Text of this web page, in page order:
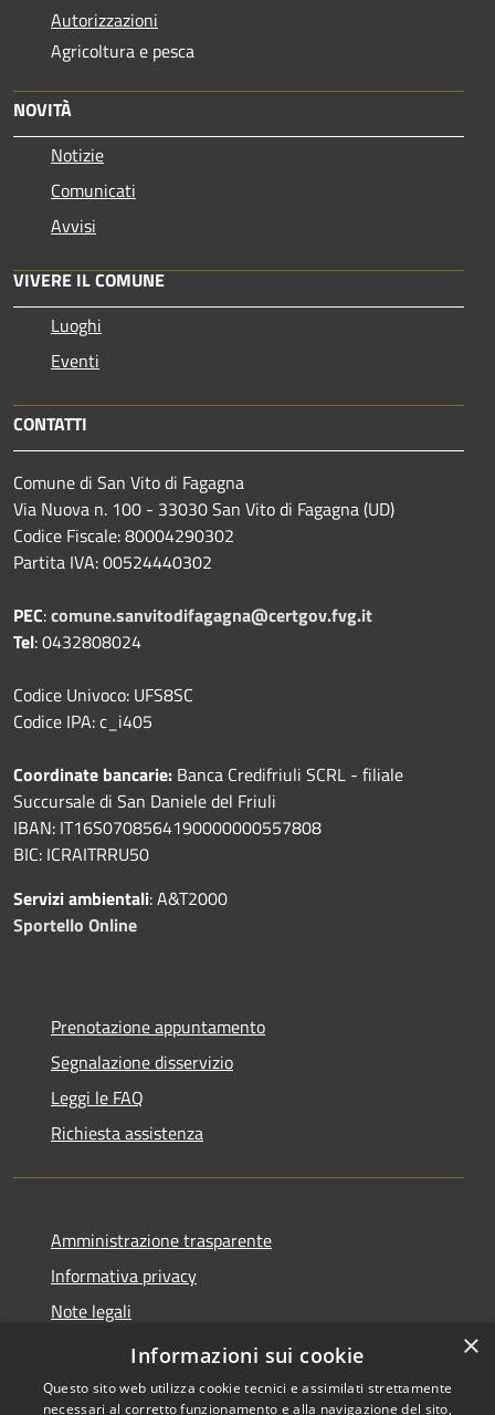
Autorizzazioni
Agricoltura e pesca
NOVITÀ
Notizie
Comunicati
Avvisi
VIVERE IL COMUNE
Luoghi
Eventi
CONTATTI
Comune di San Vito di Fagagna
Via Nuova n. 100 - 33030 San Vito di Fagagna (UD)
Codice Fiscale: 80004290302
Partita IVA: 00524440302
PEC:comune.sanvitodifagagna@certgov.fvg.it
Tel: 0432808024
Codice Univoco: UFS8SC
Codice IPA: c_i405
Coordinate bancarie: Banca Credifriuli SCRL - filiale
Succursale di San Daniele del Friuli
IBAN: IT16S0708564190000000557808
BIC: ICRAITRRU50
Servizi ambientali: A&T2000
Sportello Online
Prenotazione appuntamento
Segnalazione disservizio
Leggi le FAQ
Richiesta assistenza
Amministrazione trasparente
Informativa privacy
Note legali
Dichiarazione di accessibilità
×
Informazioni sui cookie
Questo sito web utilizza cookie tecnici e assimilati strettamente
necessari al corretto funzionamento e alla navigazione del sito,